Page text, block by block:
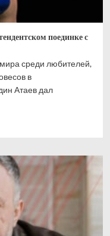
поединке с
среди любителей,
в
Атаев дал